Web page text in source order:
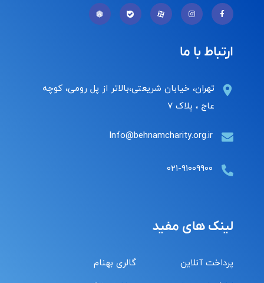
ارتباط با ما
تهران، خیابان شریعتی،بالاتر از پل رومی، کوچه
عاج ، پلاک ۷
Info@behnamcharity.org.ir
۰۲۱-۹۱۰۰۹۹۰۰
لینک های مفید
پرداخت آنلاین
گالری بهنام